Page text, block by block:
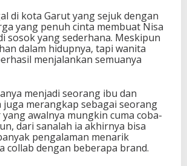
di kota Garut yang sejuk dengan
yang penuh cinta membuat Nisa
sosok yang sederhana. Meskipun
dalam hidupnya, tapi wanita
menjalankan semuanya
menjadi seorang ibu dan
juga merangkap sebagai seorang
awalnya mungkin cuma coba-
dari sanalah ia akhirnya bisa
pengalaman menarik
collab dengan beberapa brand.